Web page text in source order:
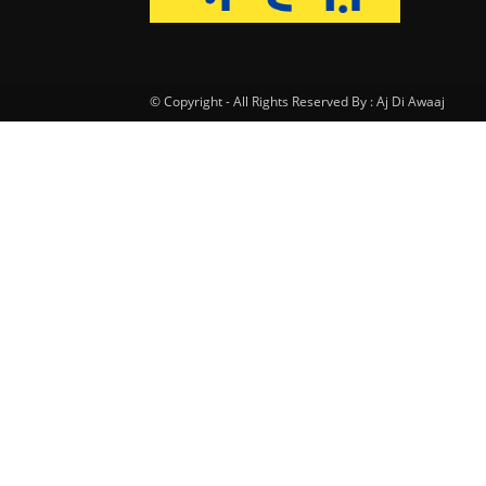
© Copyright - All Rights Reserved By : Aj Di Awaaj